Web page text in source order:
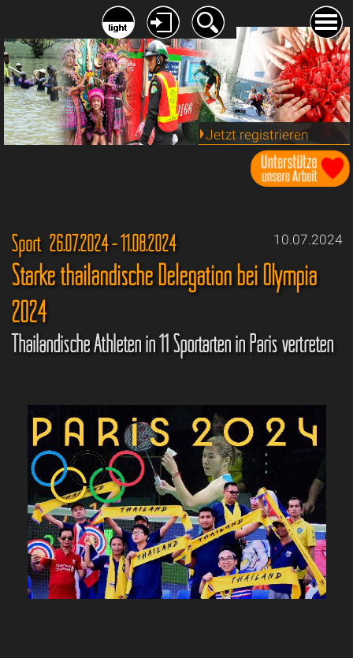
Jetzt registrieren
10.07.2024
Sport 26.07.2024 - 11.08.2024
Starke thailändische Delegation bei Olympia
2024
Thailändische Athleten in 11 Sportarten in Paris vertreten